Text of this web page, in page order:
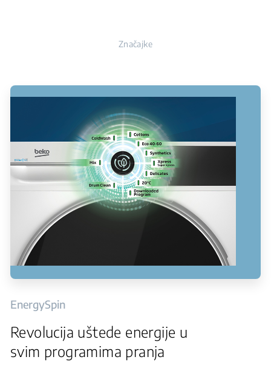
Značajke
EnergySpin
Revolucija uštede energije u
svim programima pranja